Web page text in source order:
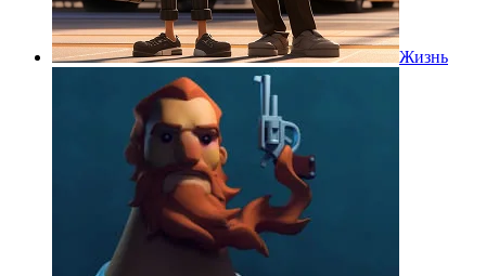
Жизнь